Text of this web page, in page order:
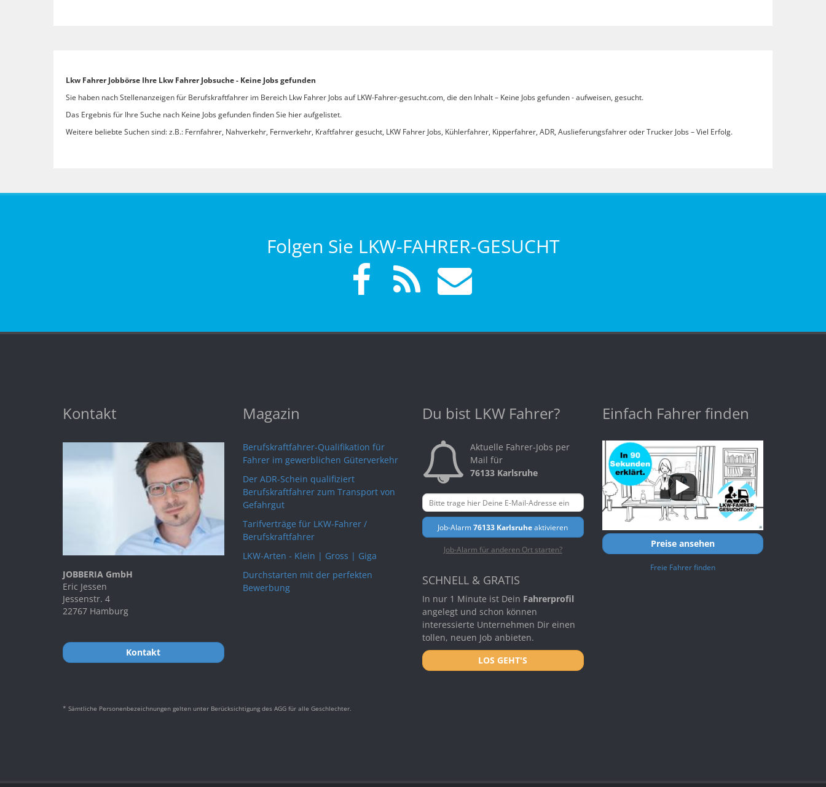
Lkw Fahrer Jobbörse Ihre Lkw Fahrer Jobsuche - Keine Jobs gefunden
Sie haben nach Stellenanzeigen für Berufskraftfahrer im Bereich Lkw Fahrer Jobs auf LKW-Fahrer-gesucht.com, die den Inhalt – Keine Jobs gefunden - aufweisen, gesucht.
Das Ergebnis für Ihre Suche nach Keine Jobs gefunden finden Sie hier aufgelistet.
Weitere beliebte Suchen sind: z.B.: Fernfahrer, Nahverkehr, Fernverkehr, Kraftfahrer gesucht, LKW Fahrer Jobs, Kühlerfahrer, Kipperfahrer, ADR, Auslieferungsfahrer oder Trucker Jobs – Viel Erfolg.
Folgen Sie LKW-FAHRER-GESUCHT
Kontakt
JOBBERIA GmbH
Eric Jessen
Jessenstr. 4
22767 Hamburg
Kontakt
Magazin
Berufskraftfahrer-Qualifikation für
Fahrer im gewerblichen Güterverkehr
Der ADR-Schein qualifiziert
Berufskraftfahrer zum Transport von
Gefahrgut
Tarifverträge für LKW-Fahrer /
Berufskraftfahrer
LKW-Arten - Klein | Gross | Giga
Durchstarten mit der perfekten
Bewerbung
Du bist LKW Fahrer?
Aktuelle Fahrer-Jobs per
Mail für
76133 Karlsruhe
Job-Alarm76133 Karlsruheaktivieren
Job-Alarm für anderen Ort starten?
SCHNELL & GRATIS
In nur 1 Minute ist Dein Fahrerprofil
angelegt und schon können
interessierte Unternehmen Dir einen
tollen, neuen Job anbieten.
LOS GEHT'S
Einfach Fahrer finden
Preise ansehen
Freie Fahrer finden
* Sämtliche Personenbezeichnungen gelten unter Berücksichtigung des AGG für alle Geschlechter.